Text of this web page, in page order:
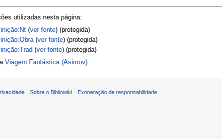
utilizadas nesta página:
(ver fonte) (protegida)
(ver fonte) (protegida)
(ver fonte) (protegida)
Viagem Fantástica (Asimov)
Sobre o Bibliowiki Exoneração de responsabilidade